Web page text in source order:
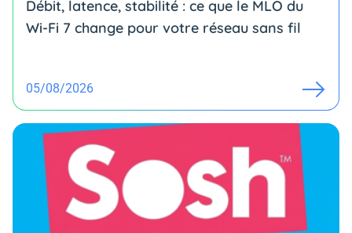
Débit, latence, stabilité : ce que le MLO du
Wi-Fi 7 change pour votre réseau sans fil
05/08/2026